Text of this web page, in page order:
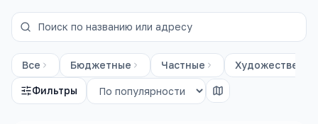
Все Бюджетные Частные
Фильтры